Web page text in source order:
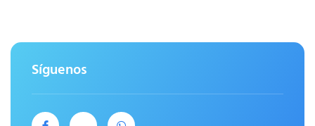
Síguenos